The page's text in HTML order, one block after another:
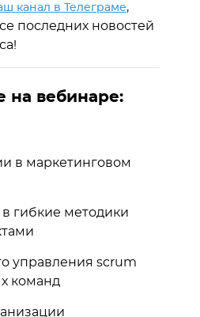
канал в Телеграме,
последних новостей
на вебинаре:
в маркетинговом
гибкие методики
управления scrum
команд